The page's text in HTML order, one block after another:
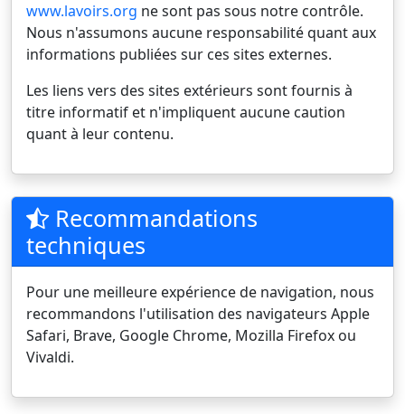
www.lavoirs.org ne sont pas sous notre contrôle.
Nous n'assumons aucune responsabilité quant aux
informations publiées sur ces sites externes.
Les liens vers des sites extérieurs sont fournis à
titre informatif et n'impliquent aucune caution
quant à leur contenu.
Recommandations
techniques
Pour une meilleure expérience de navigation, nous
recommandons l'utilisation des navigateurs Apple
Safari, Brave, Google Chrome, Mozilla Firefox ou
Vivaldi.